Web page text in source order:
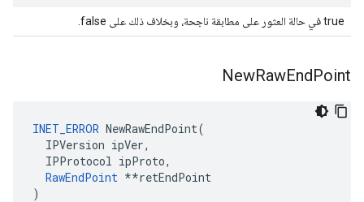
true في حالة العثور على مطابقة ناجحة، وبخلاف ذلك على false.
NewRawEndPoint
INET_ERROR NewRawEndPoint(
  IPVersion ipVer,
  IPProtocol ipProto,
RawEndPoint **retEndPoint
)